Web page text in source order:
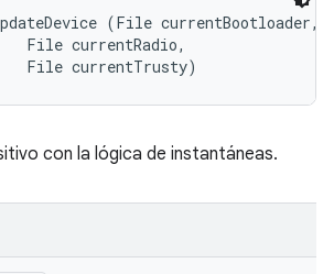
(File currentBootloader,
File currentRadio,
File currentTrusty)
con la lógica de instantáneas.